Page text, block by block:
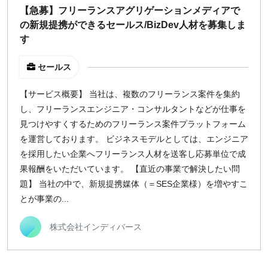
地域
東京
京都
募集状況
募集中のみ表示
時給
1,500 円 以上
【急募】フリーランスアグリゲーションメディアで
の新規提携ができるセールス/BizDev人材を募集しま
す
セールス
【サービス概要】 当社は、複数のフリーランス案件を集約
し、フリーランスエンジニア・コンサルタントなどが仕事を
見つけやすくするためのフリーランス案件プラットフォーム
を運営しております。 ビジネスモデルとしては、エンジニア
を採用したい企業へフリーランス人材を送客し応募単位で成
果報酬をいただいています。 【直近の事業で解決したい問
題】 当社の中で、新規提携媒体（＝SES企業様）を増やすこ
とが事業の...
株式会社インディバース